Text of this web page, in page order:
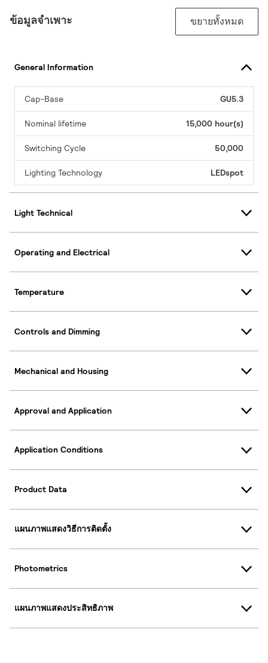
ข้อมูลจำเพาะ ขยายทั้งหมด
General Information
Cap-Base GU5.3
Nominal lifetime 15,000 hour(s)
Switching Cycle 50,000
Lighting Technology LEDspot
Light Technical
Operating and Electrical
Temperature
Controls and Dimming
Mechanical and Housing
Approval and Application
Application Conditions
Product Data
แผนภาพแสดงวิธีการติดตั้ง
Photometrics
แผนภาพแสดงประสิทธิภาพ